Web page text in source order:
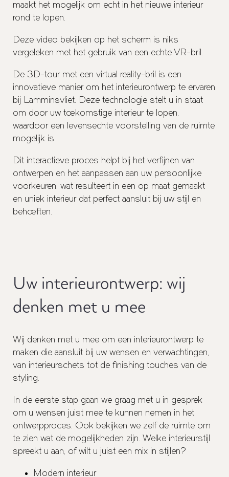
maakt het mogelijk om echt in het nieuwe interieur
rond te lopen.
Deze video bekijken op het scherm is niks
vergeleken met het gebruik van een echte VR-bril.
De 3D-tour met een virtual reality-bril is een
innovatieve manier om het interieurontwerp te ervaren
bij Lamminsvliet. Deze technologie stelt u in staat
om door uw toekomstige interieur te lopen,
waardoor een levensechte voorstelling van de ruimte
mogelijk is.
Dit interactieve proces helpt bij het verfijnen van
ontwerpen en het aanpassen aan uw persoonlijke
voorkeuren, wat resulteert in een op maat gemaakt
en uniek interieur dat perfect aansluit bij uw stijl en
behoeften.
Uw interieurontwerp: wij
denken met u mee
Wij denken met u mee om een interieurontwerp te
maken die aansluit bij uw wensen en verwachtingen,
van interieurschets tot de finishing touches van de
styling.
In de eerste stap gaan we graag met u in gesprek
om u wensen juist mee te kunnen nemen in het
ontwerpproces. Ook bekijken we zelf de ruimte om
te zien wat de mogelijkheden zijn. Welke interieurstijl
spreekt u aan, of wilt u juist een mix in stijlen?
Modern interieur